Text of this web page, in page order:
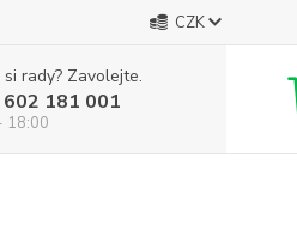
CZK
rady? Zavolejte.
181 001
18:00